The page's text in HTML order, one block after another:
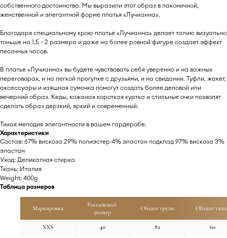
собственного достоинства. Мы выразили этот образ в лаконичной,
женственной и элегантной форме платья «Лучианна».
Благодаря специальному крою платье «Лучианна» делает талию визуально
тоньше на 1,5 - 2 размера и даже на более ровной фигуре создает эффект
песочных часов.
В платье «Лучианна» вы будете чувствовать себя уверенно и на важных
переговорах, и на легкой прогулке с друзьями, и на свидании. Туфли, жакет,
аксессуары и изящная сумочка помогут создать более деловой или
вечерний образ. Кеды, кожаная короткая куртка и стильные очки позволят
сделать образ дерзкий, яркий и современный.
Тихая мелодия элегантности в вашем гардеробе.
Характеристики
Cостав: 67% вискоза 29% полиэстер 4% эластан подклад 97% вискоза 3%
эластан
Уход: Деликатная стирка
Ткань: Италия
Weight: 400g
Таблица размеров